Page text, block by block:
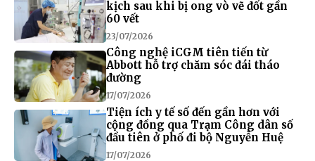
kịch sau khi bị ong vò vẽ đốt gần
60 vết
23/07/2026
Công nghệ iCGM tiên tiến từ
Abbott hỗ trợ chăm sóc đái tháo
đường
17/07/2026
Tiện ích y tế số đến gần hơn với
cộng đồng qua Trạm Công dân số
đầu tiên ở phố đi bộ Nguyễn Huệ
17/07/2026